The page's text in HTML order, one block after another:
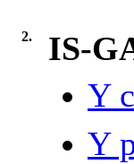
2.
IS-
Y
Y